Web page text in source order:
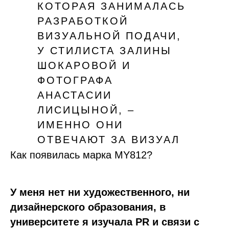
КОТОРАЯ ЗАНИМАЛАСЬ
РАЗРАБОТКОЙ
ВИЗУАЛЬНОЙ ПОДАЧИ,
У СТИЛИСТА ЗАЛИНЫ
ШОКАРОВОЙ И
ФОТОГРАФА
АНАСТАСИИ
ЛИСИЦЫНОЙ, ‒
ИМЕННО ОНИ
ОТВЕЧАЮТ ЗА ВИЗУАЛ
МАРКИ СЕГОДНЯ.
Как появилась марка MY812?
У меня нет ни художественного, ни
дизайнерского образования, в
университете я изучала PR и связи с